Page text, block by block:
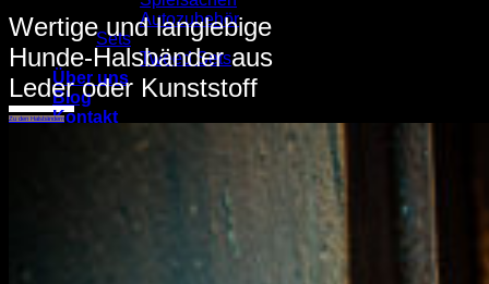
Autozubehör
Sets
Tweed Sets
Über uns
Blog
Kontakt
Wertige und langlebige
Hunde-Halsbänder aus
Leder oder Kunststoff
Zu den Halsbändern